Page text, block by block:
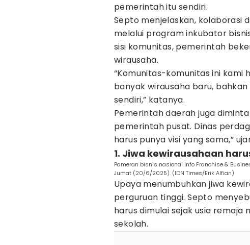
pemerintah itu sendiri.
Septo menjelaskan, kolaborasi
melalui program inkubator
sisi komunitas, pemerintah
wirausaha.
“Komunitas-komunitas ini kami
banyak wirausaha baru,
sendiri,” katanya.
Pemerintah daerah juga
pemerintah pusat. Dinas
harus punya visi yang sama,”
1. Jiwa kewirausahaan
Pameran bisnis nasional Info Franchise &
Jumat (20/6/2025). (IDN Times/Erik Alfian)
Upaya menumbuhkan jiwa
perguruan tinggi. Septo
harus dimulai sejak usia
sekolah.